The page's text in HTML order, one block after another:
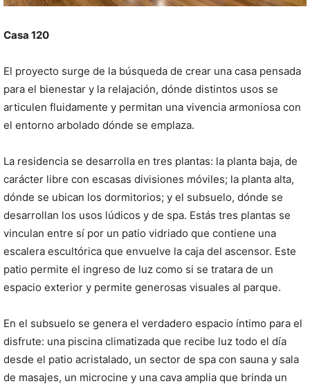
Casa 120
El proyecto surge de la búsqueda de crear una casa pensada
para el bienestar y la relajación, dónde distintos usos se
articulen fluidamente y permitan una vivencia armoniosa con
el entorno arbolado dónde se emplaza.
La residencia se desarrolla en tres plantas: la planta baja, de
carácter libre con escasas divisiones móviles; la planta alta,
dónde se ubican los dormitorios; y el subsuelo, dónde se
desarrollan los usos lúdicos y de spa. Estás tres plantas se
vinculan entre sí por un patio vidriado que contiene una
escalera escultórica que envuelve la caja del ascensor. Este
patio permite el ingreso de luz como si se tratara de un
espacio exterior y permite generosas visuales al parque.
En el subsuelo se genera el verdadero espacio íntimo para el
disfrute: una piscina climatizada que recibe luz todo el día
desde el patio acristalado, un sector de spa con sauna y sala
de masajes, un microcine y una cava amplia que brinda un